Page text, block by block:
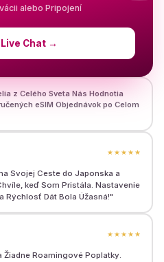
alebo Pripojení
Chat→
z Celého Sveta Nás Hodnotia
eSIM Objednávok po Celom
★★★★★
Svojej Ceste do Japonska a
keď Som Pristála. Nastavenie
Rýchlosť Dát Bola Úžasná!"
★★★★★
Roamingové Poplatky.